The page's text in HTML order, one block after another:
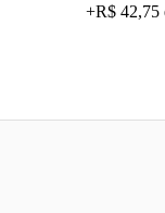
+R$ 42,75